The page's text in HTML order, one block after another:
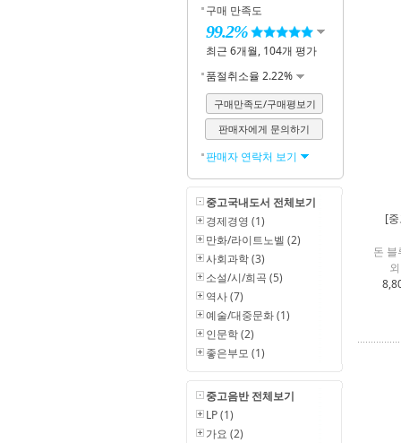
구매 만족도
99.2%
최근 6개월, 104개 평가
품절취소율 2.22%
구매만족도/구매평보기
판매자에게 문의하기
판매자 연락처 보기
중고국내도서 전체보기
경제경영 (1)
만화/라이트노벨 (2)
사회과학 (3)
소설/시/희곡 (5)
역사 (7)
예술/대중문화 (1)
인문학 (2)
좋은부모 (1)
중고음반 전체보기
LP (1)
가요 (2)
[
돈 블